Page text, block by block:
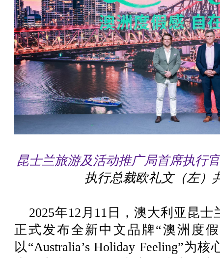
昆士兰旅游及活动推广局首席执行
执行总裁欧礼文（左）
2025年12月11日，澳大利亚昆
正式发布全新中文品牌“澳洲度
以“Australia’s Holiday Feeling”为